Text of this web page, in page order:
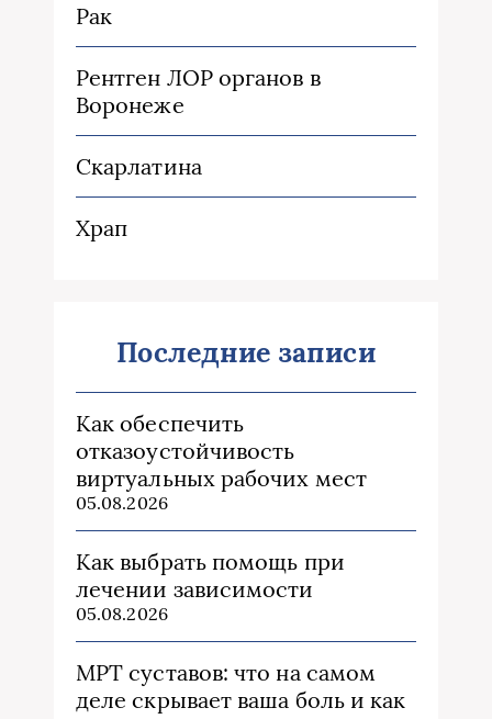
Рак
Рентген ЛОР органов в
Воронеже
Скарлатина
Храп
Последние записи
Как обеспечить
отказоустойчивость
виртуальных рабочих мест
05.08.2026
Как выбрать помощь при
лечении зависимости
05.08.2026
МРТ суставов: что на самом
деле скрывает ваша боль и как